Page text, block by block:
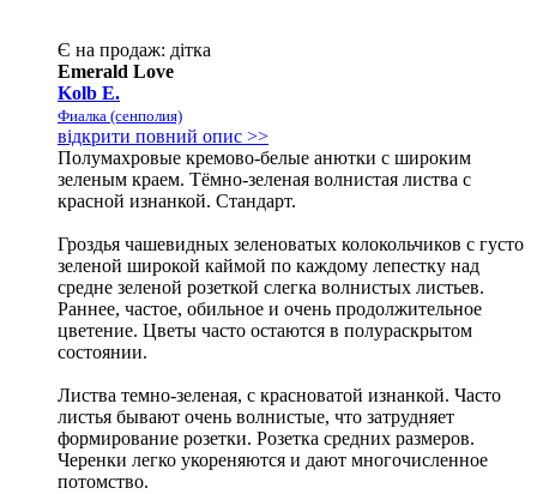
Є на продаж: дітка
Emerald Love
Kolb E.
Фиалка (сенполия)
відкрити повний опис >>
Полумахровые кремово-белые анютки с широким
зеленым краем. Тёмно-зеленая волнистая листва с
красной изнанкой. Стандарт.
Гроздья чашевидных зеленоватых колокольчиков с густо
зеленой широкой каймой по каждому лепестку над
средне зеленой розеткой слегка волнистых листьев.
Раннее, частое, обильное и очень продолжительное
цветение. Цветы часто остаются в полураскрытом
состоянии.
Листва темно-зеленая, с красноватой изнанкой. Часто
листья бывают очень волнистые, что затрудняет
формирование розетки. Розетка средних размеров.
Черенки легко укореняются и дают многочисленное
потомство.